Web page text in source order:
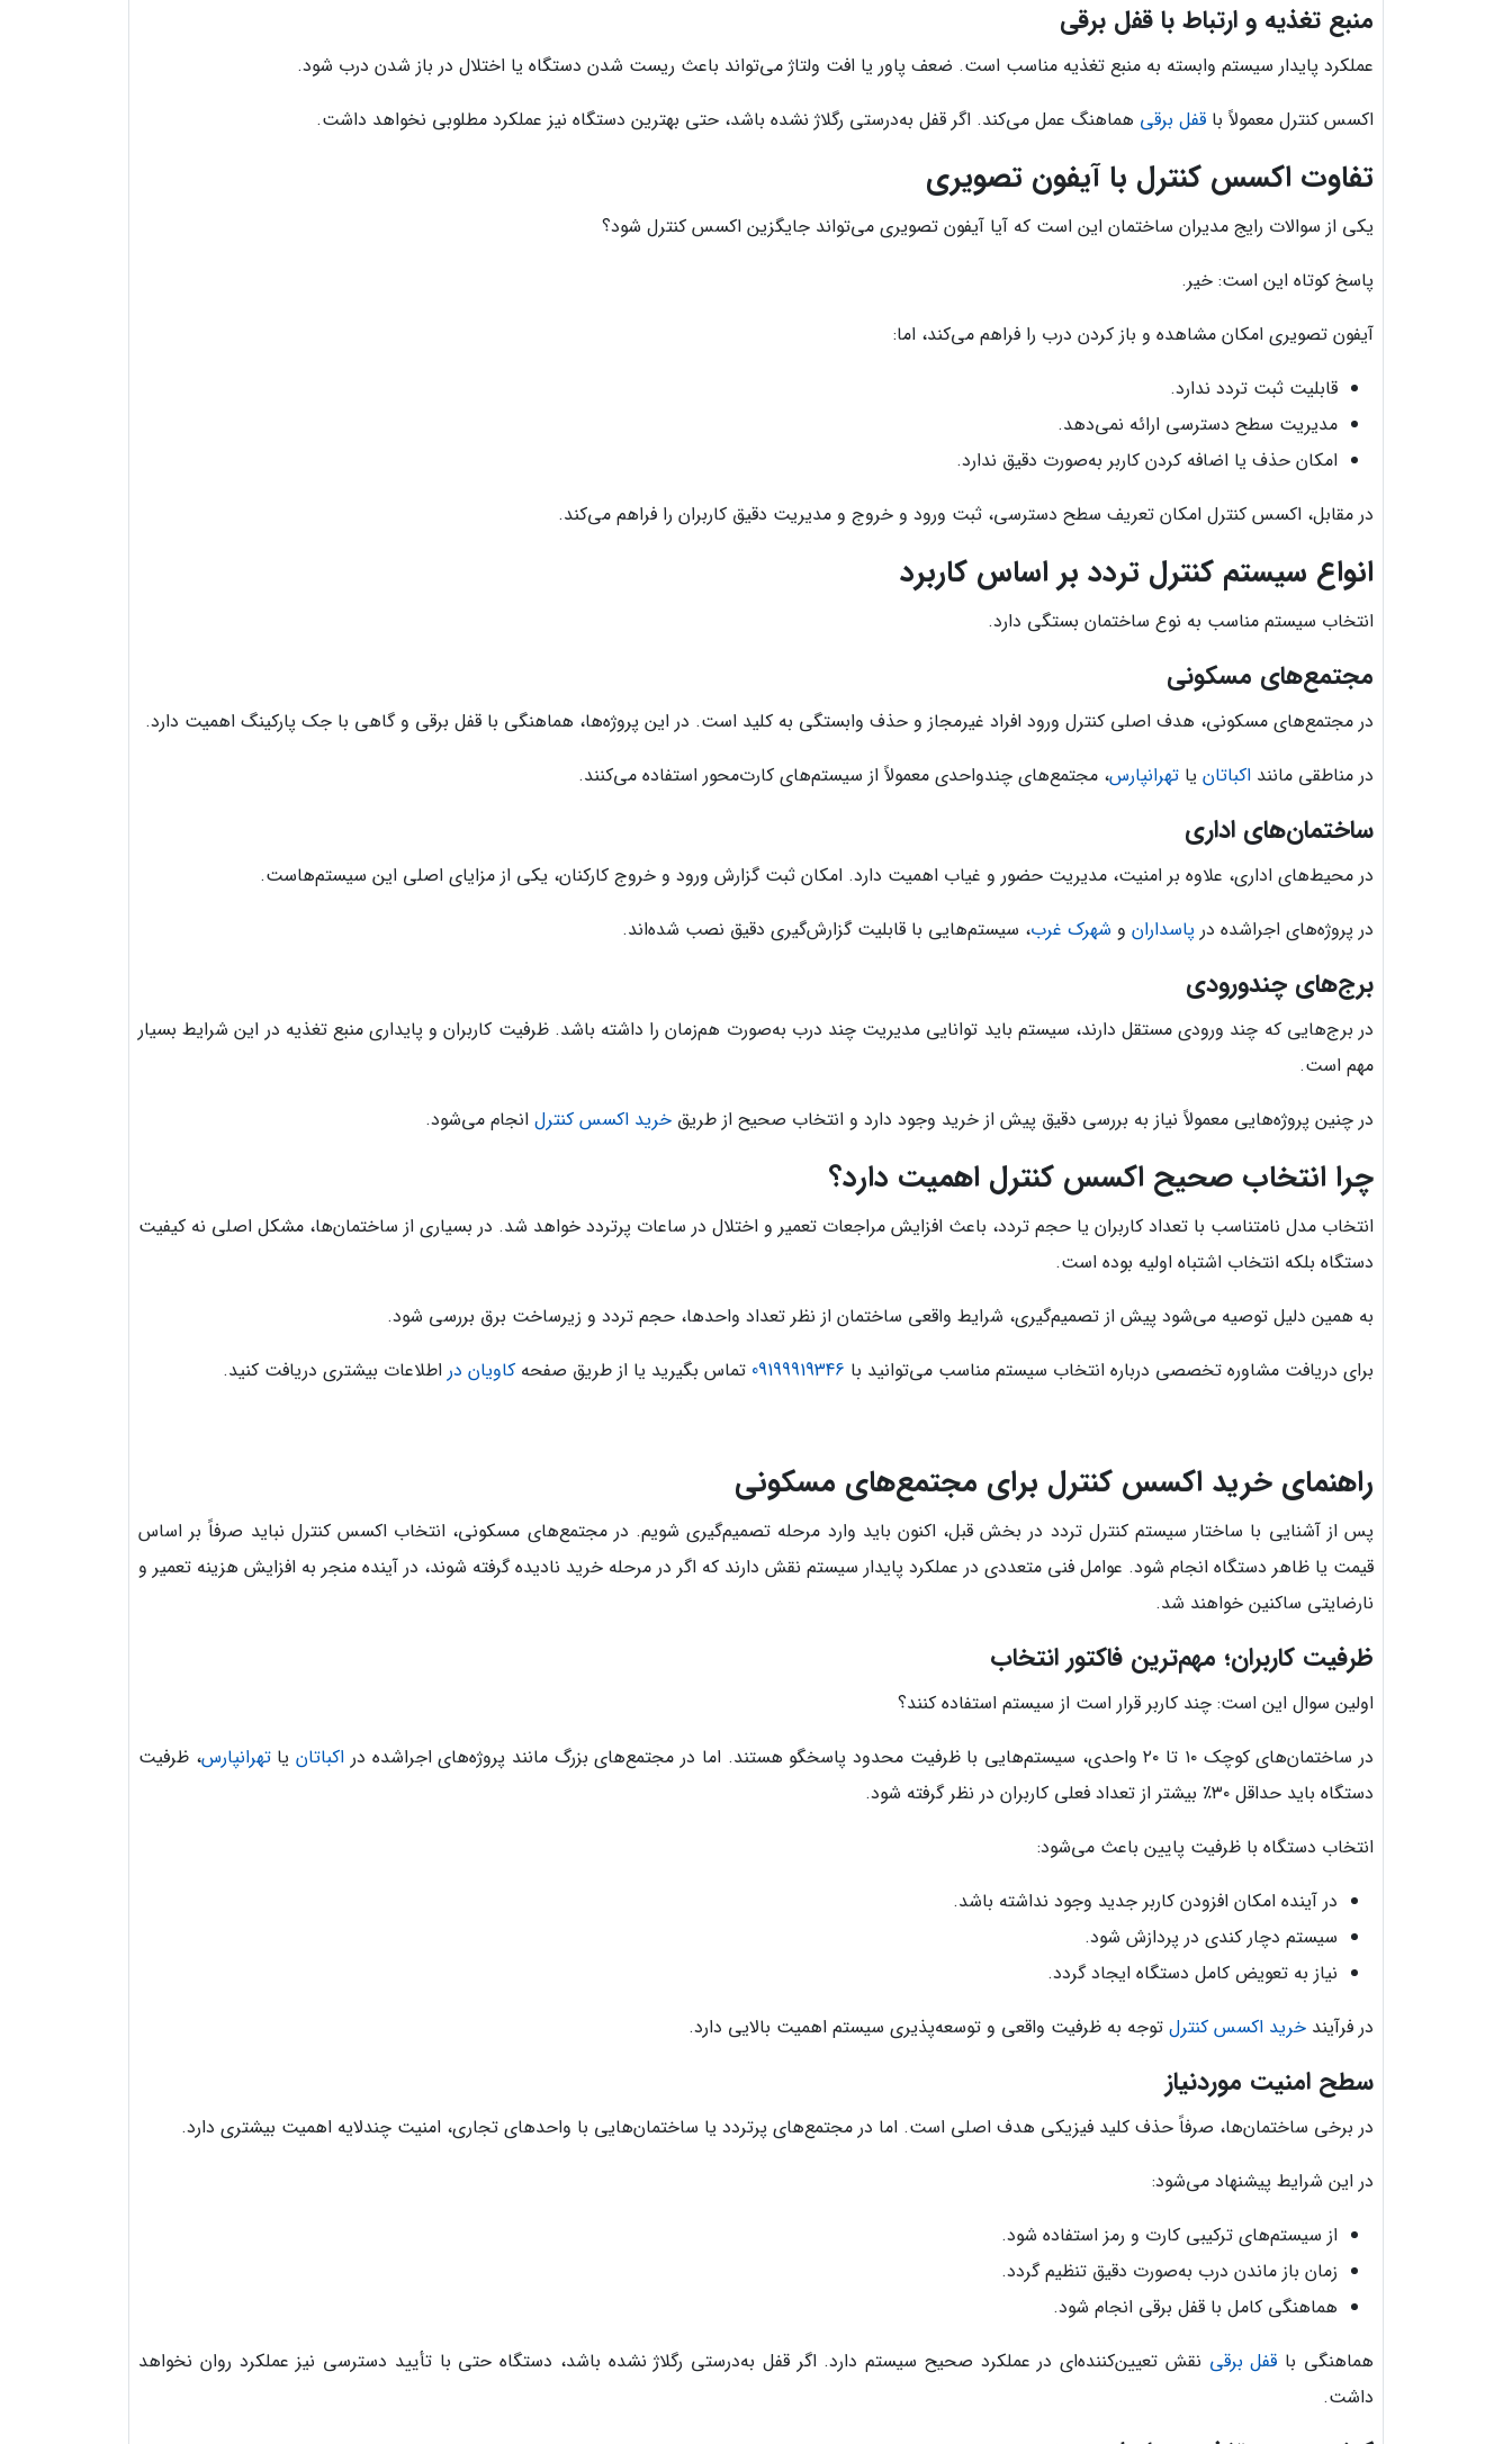
منبع تغذیه و ارتباط با قفل برقی
عملکرد پایدار سیستم وابسته به منبع تغذیه مناسب است. ضعف پاور یا افت ولتاژ می‌تواند باعث ریست شدن دستگاه یا اختلال در باز شدن درب شود.
اکسس کنترل معمولاً با قفل برقی هماهنگ عمل می‌کند. اگر قفل به‌درستی رگلاژ نشده باشد، حتی بهترین دستگاه نیز عملکرد مطلوبی نخواهد داشت.
تفاوت اکسس کنترل با آیفون تصویری
یکی از سوالات رایج مدیران ساختمان این است که آیا آیفون تصویری می‌تواند جایگزین اکسس کنترل شود؟
پاسخ کوتاه این است: خیر.
آیفون تصویری امکان مشاهده و باز کردن درب را فراهم می‌کند، اما:
قابلیت ثبت تردد ندارد.
مدیریت سطح دسترسی ارائه نمی‌دهد.
امکان حذف یا اضافه کردن کاربر به‌صورت دقیق ندارد.
در مقابل، اکسس کنترل امکان تعریف سطح دسترسی، ثبت ورود و خروج و مدیریت دقیق کاربران را فراهم می‌کند.
انواع سیستم کنترل تردد بر اساس کاربرد
انتخاب سیستم مناسب به نوع ساختمان بستگی دارد.
مجتمع‌های مسکونی
در مجتمع‌های مسکونی، هدف اصلی کنترل ورود افراد غیرمجاز و حذف وابستگی به کلید است. در این پروژه‌ها، هماهنگی با قفل برقی و گاهی با جک پارکینگ اهمیت دارد.
در مناطقی مانند اکباتان یا تهرانپارس، مجتمع‌های چندواحدی معمولاً از سیستم‌های کارت‌محور استفاده می‌کنند.
ساختمان‌های اداری
در محیط‌های اداری، علاوه بر امنیت، مدیریت حضور و غیاب اهمیت دارد. امکان ثبت گزارش ورود و خروج کارکنان، یکی از مزایای اصلی این سیستم‌هاست.
در پروژه‌های اجراشده در پاسداران و شهرک غرب، سیستم‌هایی با قابلیت گزارش‌گیری دقیق نصب شده‌اند.
برج‌های چندورودی
در برج‌هایی که چند ورودی مستقل دارند، سیستم باید توانایی مدیریت چند درب به‌صورت هم‌زمان را داشته باشد. ظرفیت کاربران و پایداری منبع تغذیه در این شرایط بسیار
مهم است.
در چنین پروژه‌هایی معمولاً نیاز به بررسی دقیق پیش از خرید وجود دارد و انتخاب صحیح از طریق خرید اکسس کنترل انجام می‌شود.
چرا انتخاب صحیح اکسس کنترل اهمیت دارد؟
انتخاب مدل نامتناسب با تعداد کاربران یا حجم تردد، باعث افزایش مراجعات تعمیر و اختلال در ساعات پرتردد خواهد شد. در بسیاری از ساختمان‌ها، مشکل اصلی نه کیفیت
دستگاه بلکه انتخاب اشتباه اولیه بوده است.
به همین دلیل توصیه می‌شود پیش از تصمیم‌گیری، شرایط واقعی ساختمان از نظر تعداد واحدها، حجم تردد و زیرساخت برق بررسی شود.
برای دریافت مشاوره تخصصی درباره انتخاب سیستم مناسب می‌توانید با 09199919346 تماس بگیرید یا از طریق صفحه کاویان در اطلاعات بیشتری دریافت کنید.
راهنمای خرید اکسس کنترل برای مجتمع‌های مسکونی
پس از آشنایی با ساختار سیستم کنترل تردد در بخش قبل، اکنون باید وارد مرحله تصمیم‌گیری شویم. در مجتمع‌های مسکونی، انتخاب اکسس کنترل نباید صرفاً بر اساس
قیمت یا ظاهر دستگاه انجام شود. عوامل فنی متعددی در عملکرد پایدار سیستم نقش دارند که اگر در مرحله خرید نادیده گرفته شوند، در آینده منجر به افزایش هزینه تعمیر و
نارضایتی ساکنین خواهند شد.
ظرفیت کاربران؛ مهم‌ترین فاکتور انتخاب
اولین سوال این است: چند کاربر قرار است از سیستم استفاده کنند؟
در ساختمان‌های کوچک ۱۰ تا ۲۰ واحدی، سیستم‌هایی با ظرفیت محدود پاسخگو هستند. اما در مجتمع‌های بزرگ مانند پروژه‌های اجراشده در
اکباتانیاتهرانپارس، ظرفیت
دستگاه باید حداقل ۳۰٪ بیشتر از تعداد فعلی کاربران در نظر گرفته شود.
انتخاب دستگاه با ظرفیت پایین باعث می‌شود:
در آینده امکان افزودن کاربر جدید وجود نداشته باشد.
سیستم دچار کندی در پردازش شود.
نیاز به تعویض کامل دستگاه ایجاد گردد.
در فرآیند خرید اکسس کنترل توجه به ظرفیت واقعی و توسعه‌پذیری سیستم اهمیت بالایی دارد.
سطح امنیت موردنیاز
در برخی ساختمان‌ها، صرفاً حذف کلید فیزیکی هدف اصلی است. اما در مجتمع‌های پرتردد یا ساختمان‌هایی با واحدهای تجاری، امنیت چندلایه اهمیت بیشتری دارد.
در این شرایط پیشنهاد می‌شود:
از سیستم‌های ترکیبی کارت و رمز استفاده شود.
زمان باز ماندن درب به‌صورت دقیق تنظیم گردد.
هماهنگی کامل با قفل برقی انجام شود.
هماهنگی با قفل برقی نقش تعیین‌کننده‌ای در عملکرد صحیح سیستم دارد. اگر قفل به‌درستی رگلاژ نشده باشد، دستگاه حتی با تأیید دسترسی نیز عملکرد روان نخواهد
داشت.